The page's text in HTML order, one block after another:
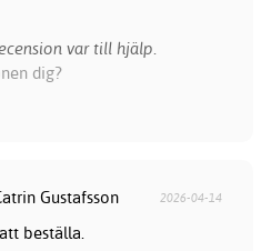
var till hjälp.
dig?
Gustafsson 2026-04-14
beställa.